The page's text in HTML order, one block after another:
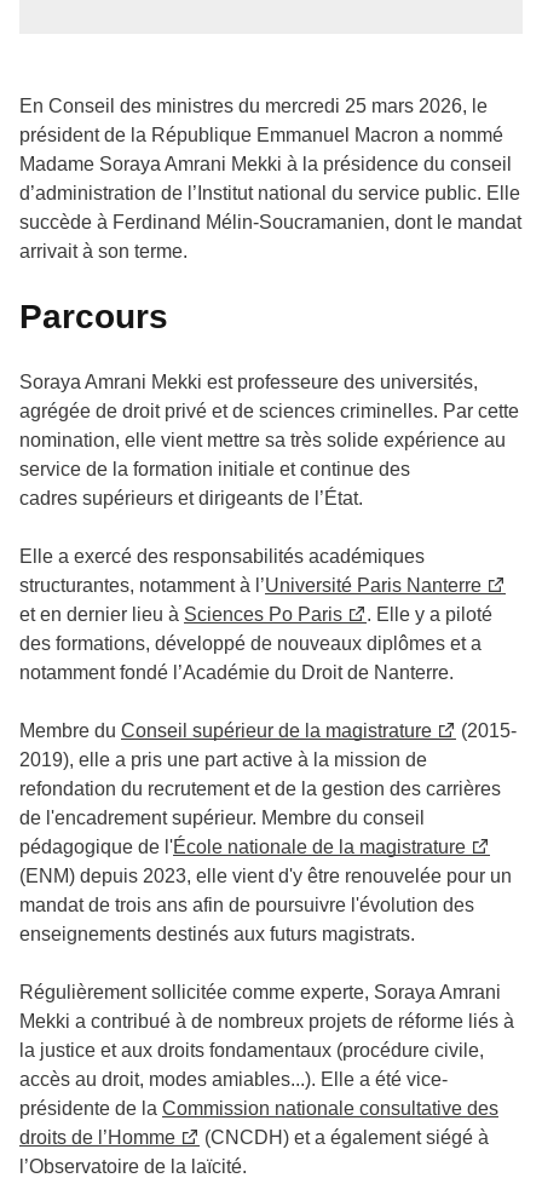
En Conseil des ministres du mercredi 25 mars 2026, le
président de la République Emmanuel Macron a nommé
Madame Soraya Amrani Mekki à la présidence du conseil
d’administration de l’Institut national du service public. Elle
succède à Ferdinand Mélin-Soucramanien, dont le mandat
arrivait à son terme.
Parcours
Soraya Amrani Mekki est professeure des universités,
agrégée de droit privé et de sciences criminelles. Par cette
nomination, elle vient mettre sa très solide expérience au
service de la formation initiale et continue des
cadres supérieurs et dirigeants de l’État.
Elle a exercé des responsabilités académiques
structurantes, notamment à l’Université Paris Nanterre
et en dernier lieu à Sciences Po Paris
. Elle y a piloté
des formations, développé de nouveaux diplômes et a
notamment fondé l’Académie du Droit de Nanterre.
Membre du Conseil supérieur de la magistrature
(2015-
2019), elle a pris une part active à la mission de
refondation du recrutement et de la gestion des carrières
de l'encadrement supérieur. Membre du conseil
pédagogique de l'École nationale de la magistrature
(ENM) depuis 2023, elle vient d'y être renouvelée pour un
mandat de trois ans afin de poursuivre l'évolution des
enseignements destinés aux futurs magistrats.
Régulièrement sollicitée comme experte, Soraya Amrani
Mekki a contribué à de nombreux projets de réforme liés à
la justice et aux droits fondamentaux (procédure civile,
accès au droit, modes amiables...). Elle a été vice-
présidente de la Commission nationale consultative des
droits de l’Homme
(CNCDH) et a également siégé à
l’Observatoire de la laïcité.